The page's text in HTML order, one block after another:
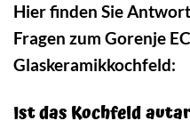
Hier finden Sie
Fragen zum Gorenje
Glaskeramikkochfeld:
Ist das Kochfeld